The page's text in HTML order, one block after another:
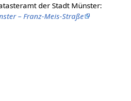
der Stadt Münster:
– Franz-Meis-Straße